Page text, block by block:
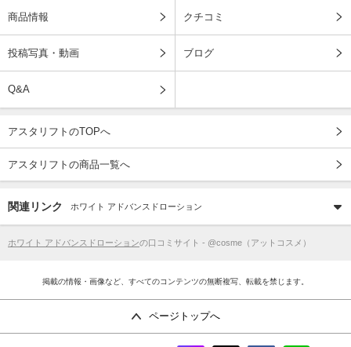
商品情報 クチコミ
投稿写真・動画 ブログ
Q&A
アスタリフトのTOPへ
アスタリフトの商品一覧へ
関連リンク ホワイト アドバンスドローション
ホワイト アドバンスドローションの口コミサイト - @cosme（アットコスメ）
掲載の情報・画像など、すべてのコンテンツの無断複写、転載を禁じます。
ページトップへ